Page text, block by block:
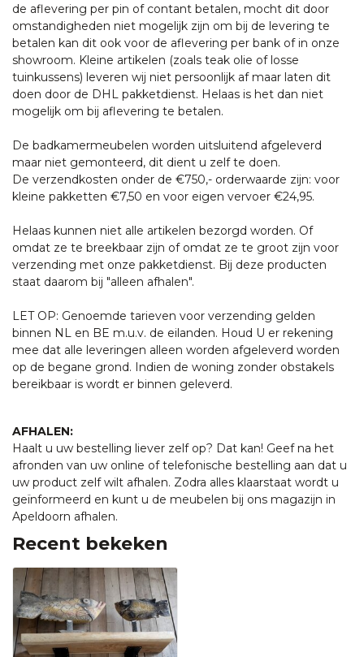
de aflevering per pin of contant betalen, mocht dit door
omstandigheden niet mogelijk zijn om bij de levering te
betalen kan dit ook voor de aflevering per bank of in onze
showroom. Kleine artikelen (zoals teak olie of losse
tuinkussens) leveren wij niet persoonlijk af maar laten dit
doen door de DHL pakketdienst. Helaas is het dan niet
mogelijk om bij aflevering te betalen.
De badkamermeubelen worden uitsluitend afgeleverd
maar niet gemonteerd, dit dient u zelf te doen.
De verzendkosten onder de €750,- orderwaarde zijn: voor
kleine pakketten €7,50 en voor eigen vervoer €24,95.
Helaas kunnen niet alle artikelen bezorgd worden. Of
omdat ze te breekbaar zijn of omdat ze te groot zijn voor
verzending met onze pakketdienst. Bij deze producten
staat daarom bij "alleen afhalen".
LET OP: Genoemde tarieven voor verzending gelden
binnen NL en BE m.u.v. de eilanden. Houd U er rekening
mee dat alle leveringen alleen worden afgeleverd worden
op de begane grond. Indien de woning zonder obstakels
bereikbaar is wordt er binnen geleverd.
AFHALEN:
Haalt u uw bestelling liever zelf op? Dat kan! Geef na het
afronden van uw online of telefonische bestelling aan dat u
uw product zelf wilt afhalen. Zodra alles klaarstaat wordt u
geïnformeerd en kunt u de meubelen bij ons magazijn in
Apeldoorn afhalen.
Recent bekeken